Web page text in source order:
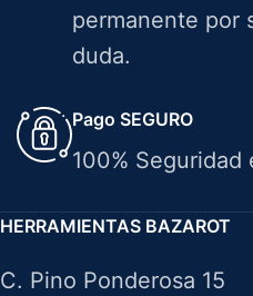
permanente por
duda.
Pago SEGURO
100% Seguridad
HERRAMIENTAS BAZAROT
C. Pino Ponderosa 15